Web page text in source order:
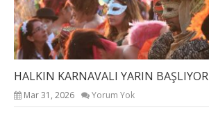
HALKIN KARNAVALI YARIN BAŞLIYOR
Mar 31, 2026 Yorum Yok